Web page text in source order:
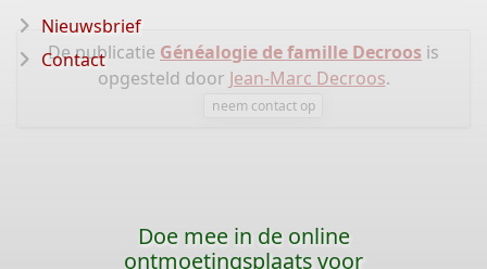
De publicatie Généalogie de famille Decroos is
opgesteld door Jean-Marc Decroos.
neem contact op
Nieuwsbrief
Contact
Doe mee in de online
ontmoetingsplaats voor